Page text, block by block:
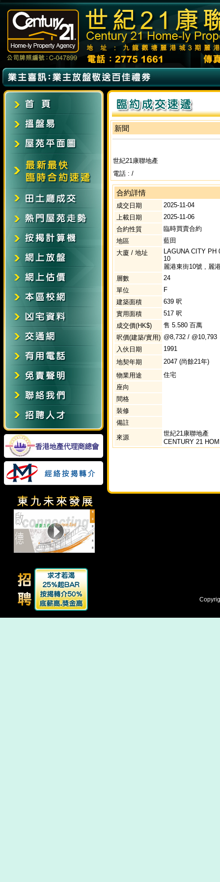
新聞
世紀21康聯地產
電話 : /
合約詳情
成交日期
2025-11-04
上載日期
2025-11-06
合約性質
臨時買賣合約
地區
藍田
大廈 / 地址
LAGUNA CITY
10
麗港東街10號 , 麗
層數
24
單位
F
建築面積
639 呎
實用面積
517 呎
成交價(HK$)
售 5.580 百萬
呎價(建築/實用) @8,732 / @10,793
入伙日期
1991
地契年期
2047 (尚餘21年)
物業用途
住宅
座向
間格
裝修
備註
來源
世紀21康聯地產
CENTURY 21